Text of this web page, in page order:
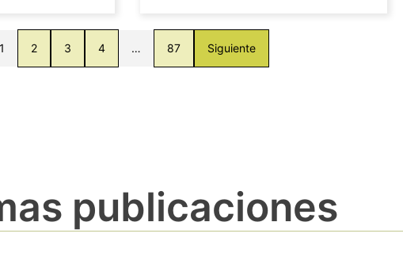
1 2 3 4 … 87 Siguiente
publicaciones